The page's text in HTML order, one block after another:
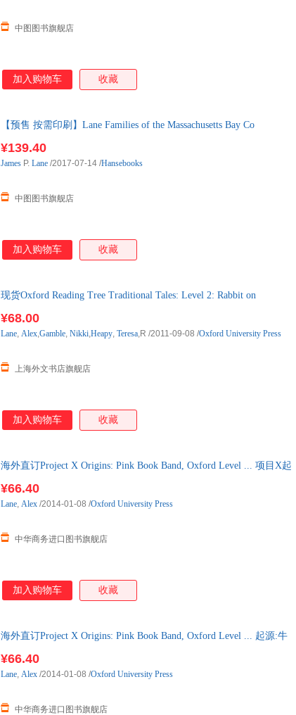
中图图书旗舰店
加入购物车 收藏
【预售 按需印刷】Lane Families of the Massachusetts Bay Co
¥139.40
中图图书旗舰店
James P. Lane /2017-07-14 /Hansebooks
加入购物车 收藏
现货Oxford Reading Tree Traditional Tales: Level 2: Rabbit on
¥68.00
上海外文书店旗舰店
Lane, Alex,Gamble, Nikki,Heapy, Teresa,R /2011-09-08 /Oxford University Press
加入购物车 收藏
海外直订Project X Origins: Pink Book Band, Oxford Level ... 项目X起
¥66.40
中华商务进口图书旗舰店
Lane, Alex /2014-01-08 /Oxford University Press
加入购物车 收藏
海外直订Project X Origins: Pink Book Band, Oxford Level ... 起源:牛
¥66.40
中华商务进口图书旗舰店
Lane, Alex /2014-01-08 /Oxford University Press